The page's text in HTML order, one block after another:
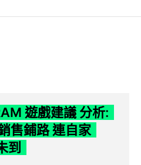
遊戲建議 分析:
售鋪路 連自家
到